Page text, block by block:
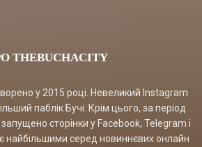
THEBUCHACITY
у 2015 році. Невеликий Instagram
паблік Бучі. Крім цього, за період
сторінки у Facebook, Telegram і
є найбільшими серед новиннєвих онлайн